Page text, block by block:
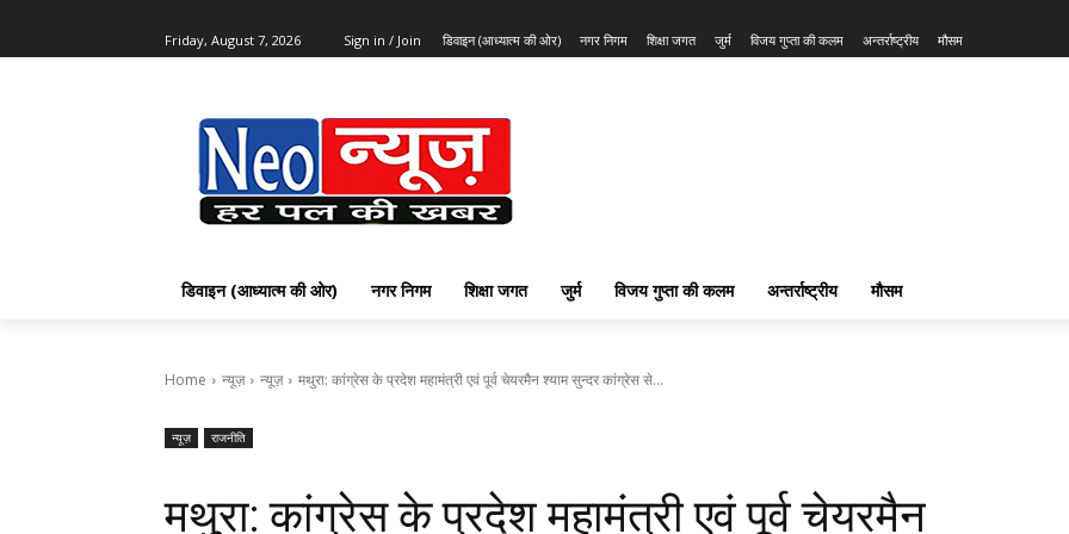
Friday, August 7, 2026 Sign in / Join डिवाइन (आध्यात्म की ओर) नगर निगम शिक्षा जगत जुर्म विजय गुप्ता की कलम अन्तर्राष्ट्रीय मौसम
डिवाइन (आध्यात्म की ओर) नगर निगम शिक्षा जगत जुर्म विजय गुप्ता की कलम अन्तर्राष्ट्रीय मौसम
Home न्यूज़ न्यूज़ मथुरा: कांग्रेस के प्रदेश महामंत्री एवं पूर्व चेयरमैन श्याम सुन्दर कांग्रेस से...
न्यूज़ राजनीति
मथुरा: कांग्रेस के प्रदेश महामंत्री एवं पूर्व चेयरमैन